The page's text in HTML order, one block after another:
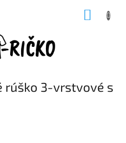
rúško 3-vrstvové s